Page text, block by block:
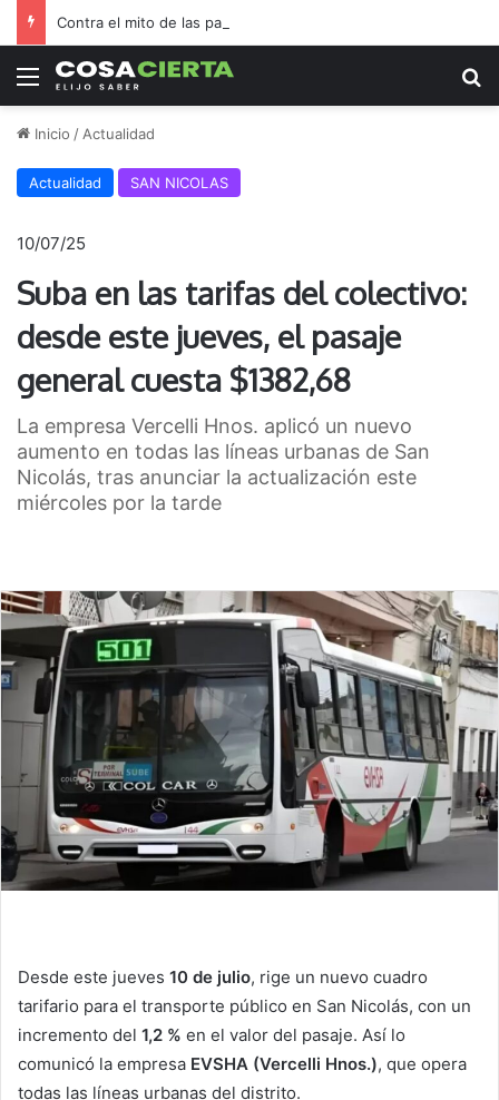
Menú
Inicio / Actualidad
Actualidad SAN NICOLAS
10/07/25
Suba en las tarifas del colectivo:
desde este jueves, el pasaje
general cuesta $1382,68
La empresa Vercelli Hnos. aplicó un nuevo
aumento en todas las líneas urbanas de San
Nicolás, tras anunciar la actualización este
miércoles por la tarde
Desde este jueves 10 de julio, rige un nuevo cuadro
tarifario para el transporte público en San Nicolás, con un
incremento del 1,2 % en el valor del pasaje. Así lo
comunicó la empresa EVSHA (Vercelli Hnos.), que opera
todas las líneas urbanas del distrito.